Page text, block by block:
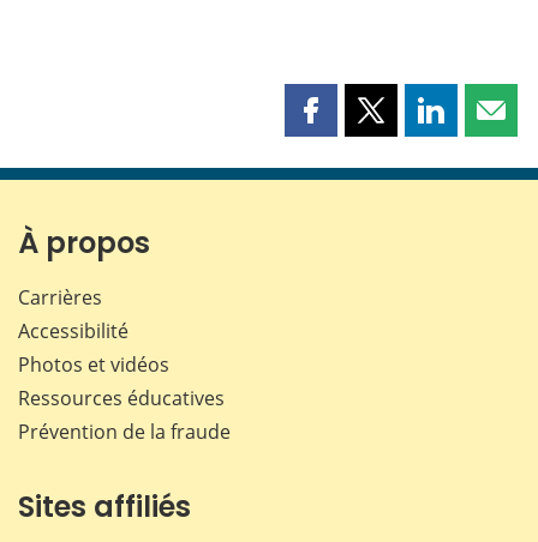
Partager
page
Partager
page
Partager
page page
À propos
Carrières
Accessibilité
Photos et vidéos
Ressources éducatives
Prévention de la fraude
Sites affiliés